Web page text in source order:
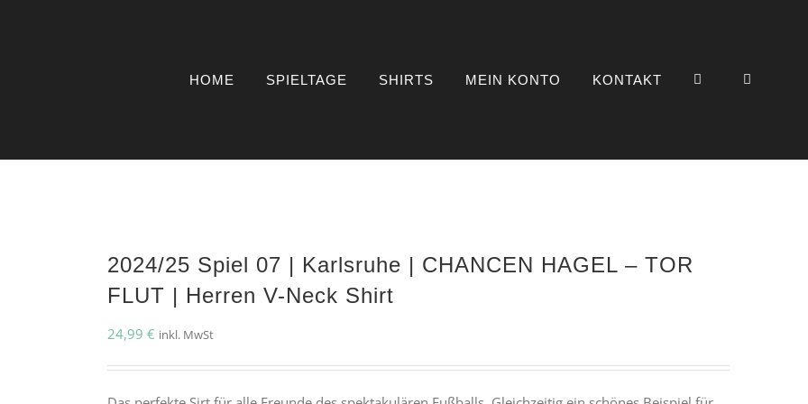
HOME SPIELTAGE SHIRTS MEIN KONTO KONTAKT
2024/25 Spiel 07 | Karlsruhe | CHANCEN HAGEL – TOR
FLUT | Herren V-Neck Shirt
24,99 € inkl. MwSt